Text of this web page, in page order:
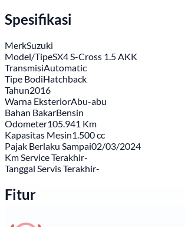
Spesifikasi
MerkSuzuki
Model/TipeSX4 S-Cross 1.5 AKK
TransmisiAutomatic
Tipe BodiHatchback
Tahun2016
Warna EksteriorAbu-abu
Bahan BakarBensin
Odometer105.941 Km
Kapasitas Mesin1.500 cc
Pajak Berlaku Sampai02/03/2024
Km Service Terakhir-
Tanggal Servis Terakhir-
Fitur